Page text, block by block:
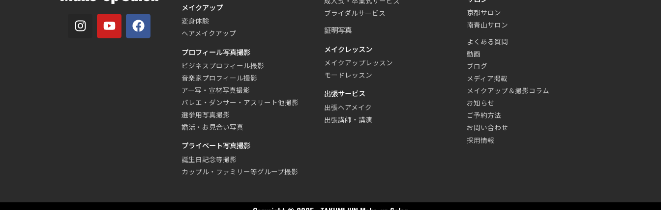
メイクアップ
変身体験
ヘアメイクアップ
プロフィール写真撮影
ビジネスプロフィール撮影
音楽家プロフィール撮影
アー写・宣材写真撮影
バレエ・ダンサー・アスリート他撮影
選挙用写真撮影
婚活・お見合い写真
プライベート写真撮影
誕生日記念等撮影
カップル・ファミリー等グループ撮影
ブライダルサービス
証明写真
メイクレッスン
メイクアップレッスン
モードレッスン
出張サービス
出張ヘアメイク
出張講師・講演
京都サロン
南青山サロン
よくある質問
動画
ブログ
メディア掲載
メイクアップ＆撮影コラム
お知らせ
ご予約方法
お問い合わせ
採用情報
Copyright © 2025 · TAKUMI JUN Make-up Salon